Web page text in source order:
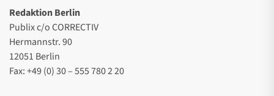
Redaktion Berlin
Publix c/o CORRECTIV
Hermannstr. 90
12051 Berlin
Fax: +49 (0) 30 – 555 780 2 20